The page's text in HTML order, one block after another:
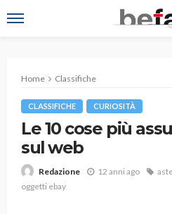
Home Classifiche
CLASSIFICHE CURIOSITÀ
Le 10 cose più
sul web
Redazione 12 anni ago
oggetti ebay